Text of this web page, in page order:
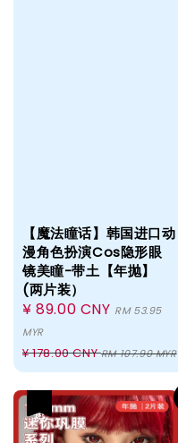
【魔法瞳话】韩国进口动
漫角色扮演Cos隐形眼
镜美瞳-带土【年抛】
(两片装）
Sale
price
¥ 89.00 CNY RM 53.95
MYR
Regular
price
¥ 178.00 CNYRM 107.90 MYR